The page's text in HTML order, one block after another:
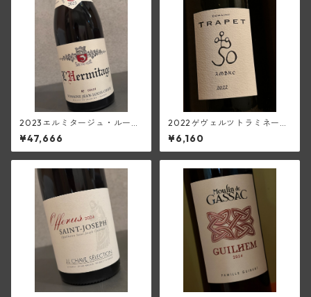
2023エルミタージュ・ルージ
ュ(ジャン・ルイ・シャーヴ)
¥47,666
2022ゲヴェルツトラミネー
ル・マセレ・アンブル・オラ
ンジュ(トラペ)
¥6,160